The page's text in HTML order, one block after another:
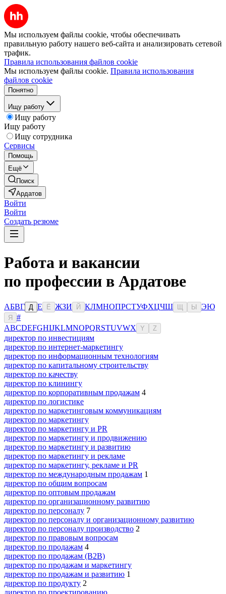
Мы используем файлы cookie, чтобы обеспечивать
правильную работу нашего веб-сайта и анализировать сетевой
трафик.
Правила использования файлов cookie
Мы используем файлы cookie. Правила использования
файлов cookie
Понятно
Ищу работу
Ищу работу
Ищу работу
Ищу сотрудника
Сервисы
Помощь
Ещё
Поиск
Ардатов
Войти
Войти
Создать резюме
Работа и вакансии
по профессии в Ардатове
АБВГ Д Е Ё ЖЗИ Й КЛМНОПРСТУФХЦЧШ Ы ЭЮ
Я
#
ABCDEFGHIJKLMNOPQRSTUVWX Y Z
директор по инвестициям
директор по интернет-маркетингу
директор по информационным технологиям
директор по капитальному строительству
директор по качеству
директор по клинингу
директор по корпоративным продажам 4
директор по логистике
директор по маркетинговым коммуникациям
директор по маркетингу
директор по маркетингу и PR
директор по маркетингу и продвижению
директор по маркетингу и развитию
директор по маркетингу и рекламе
директор по маркетингу, рекламе и PR
директор по международным продажам 1
директор по общим вопросам
директор по оптовым продажам
директор по организационному развитию
директор по персоналу 7
директор по персоналу и организационному развитию
директор по персоналу производство 2
директор по правовым вопросам
директор по продажам 4
директор по продажам (B2B)
директор по продажам и маркетингу
директор по продажам и развитию 1
директор по продукту 2
директор по проектированию